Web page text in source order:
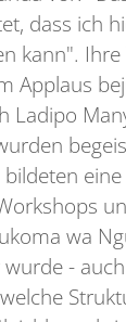
dass ich
kann".
Applaus
Ladipo
wa
wurde -